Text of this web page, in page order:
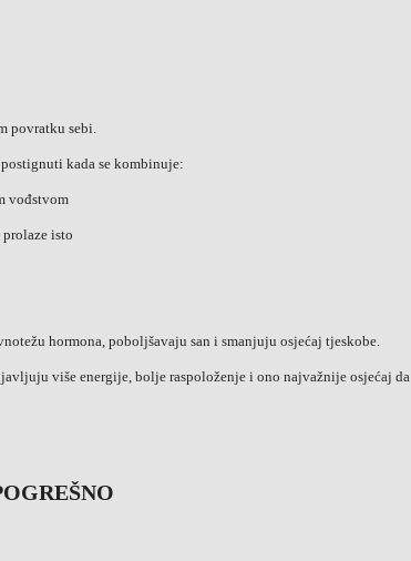
povratku sebi.
kada se kombinuje:
vođstvom
isto
hormona, poboljšavaju san i smanjuju osjećaj tjeskobe.
više energije, bolje raspoloženje i ono najvažnije osjećaj da